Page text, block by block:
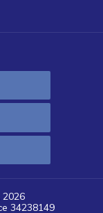
34238149